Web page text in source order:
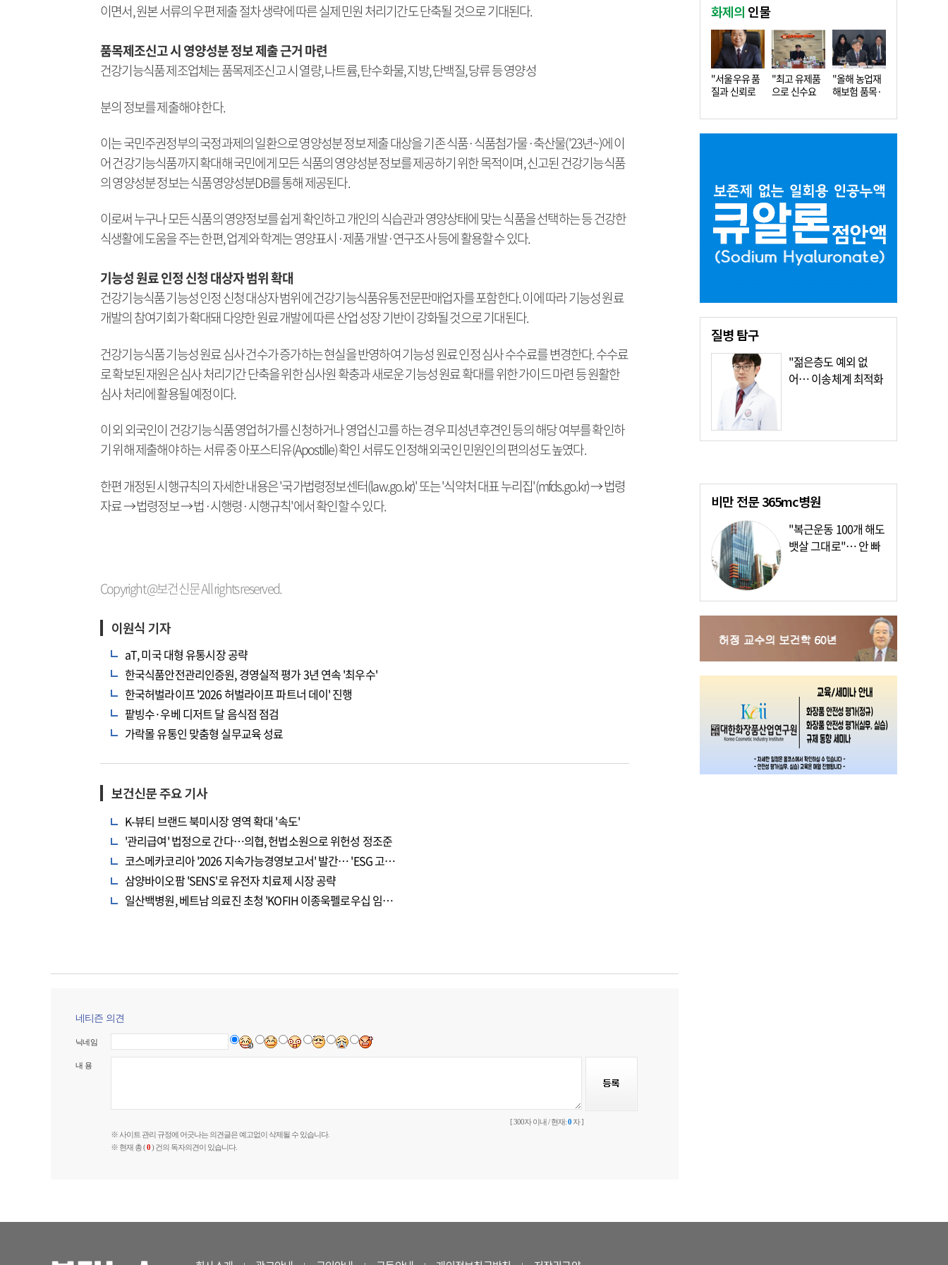
이면서, 원본 서류의 우편 제출 절차 생략에 따른 실제 민원 처리기간도 단축될 것으로 기대된다.
품목제조신고 시 영양성분 정보 제출 근거 마련
건강기능식품 제조업체는 품목제조신고 시 열량, 나트륨, 탄수화물, 지방, 단백질, 당류 등 영양성
분의 정보를 제출해야 한다.
이는 국민주권정부의 국정과제의 일환으로 영양성분 정보 제출 대상을 기존 식품·식품첨가물·축산물('23년~)에 이
어 건강기능식품까지 확대해 국민에게 모든 식품의 영양성분 정보를 제공하기 위한 목적이며, 신고된 건강기능식품
의 영양성분 정보는 식품영양성분DB를 통해 제공된다.
이로써 누구나 모든 식품의 영양정보를 쉽게 확인하고 개인의 식습관과 영양상태에 맞는 식품을 선택하는 등 건강한
식생활에 도움을 주는 한편, 업계와 학계는 영양표시·제품 개발·연구조사 등에 활용할 수 있다.
기능성 원료 인정 신청 대상자 범위 확대
건강기능식품 기능성 인정 신청 대상자 범위에 건강기능식품유통전문판매업자를 포함한다. 이에 따라 기능성 원료
개발의 참여기회가 확대돼 다양한 원료 개발에 따른 산업 성장 기반이 강화될 것으로 기대된다.
건강기능식품 기능성 원료 심사 건수가 증가하는 현실을 반영하여 기능성 원료 인정 심사 수수료를 변경한다. 수수료
로 확보된 재원은 심사 처리기간 단축을 위한 심사원 확충과 새로운 기능성 원료 확대를 위한 가이드 마련 등 원활한
심사 처리에 활용될 예정이다.
이 외 외국인이 건강기능식품 영업허가를 신청하거나 영업신고를 하는 경우 피성년후견인 등의 해당 여부를 확인하
기 위해 제출해야 하는 서류 중 아포스티유(Apostille) 확인 서류도 인정해 외국인 민원인의 편의성도 높였다.
한편 개정된 시행규칙의 자세한 내용은 '국가법령정보센터(law.go.kr)' 또는 '식약처 대표 누리집'(mfds.go.kr) → 법령
자료 → 법령정보 → 법·시행령·시행규칙'에서 확인할 수 있다.
Copyright @보건신문 All rights reserved.
이원식 기자
aT, 미국 대형 유통시장 공략
한국식품안전관리인증원, 경영실적 평가 3년 연속 '최우수'
한국허벌라이프 '2026 허벌라이프 파트너 데이' 진행
팥빙수·우베 디저트 달 음식점 점검
가락몰 유통인 맞춤형 실무교육 성료
보건신문 주요 기사
K-뷰티 브랜드 북미시장 영역 확대 '속도'
'관리급여' 법정으로 간다…의협, 헌법소원으로 위헌성 정조준
코스메카코리아 '2026 지속가능경영보고서' 발간… 'ESG 고…
삼양바이오팜 'SENS'로 유전자 치료제 시장 공략
일산백병원, 베트남 의료진 초청 'KOFIH 이종욱펠로우십 임…
네티즌 의견
닉네임
내 용
[ 300자 이내 / 현재:0 자 ]
※ 사이트 관리 규정에 어긋나는 의견글은 예고없이 삭제될 수 있습니다.
※ 현재 총 (0) 건의 독자의견이 있습니다.
화제의 인물
"서울우유 품
질과 신뢰로
"최고 유제품
으로 신수요
"올해 농업재
해보험 품목·
질병탐구
"젊은층도 예외 없
어… 이송체계 최적화
비만 전문365mc병원
"복근운동 100개 해도
뱃살 그대로"… 안 빠